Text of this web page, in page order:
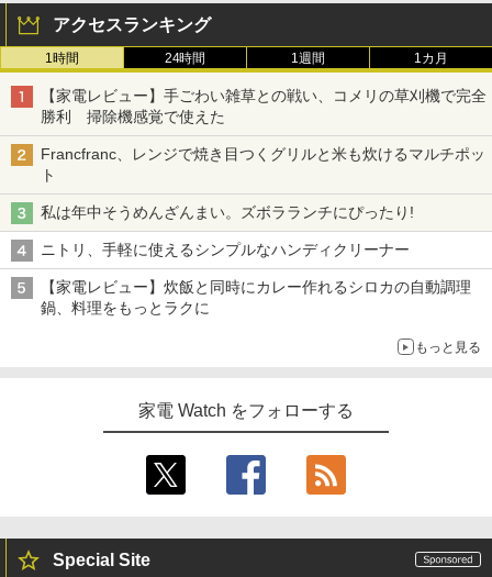
アクセスランキング
1時間 24時間 1週間 1カ月
【家電レビュー】手ごわい雑草との戦い、コメリの草刈機で完全
勝利 掃除機感覚で使えた
Francfranc、レンジで焼き目つくグリルと米も炊けるマルチポッ
ト
私は年中そうめんざんまい。ズボラランチにぴったり!
ニトリ、手軽に使えるシンプルなハンディクリーナー
【家電レビュー】炊飯と同時にカレー作れるシロカの自動調理
鍋、料理をもっとラクに
もっと見る
家電 Watch をフォローする
Special Site